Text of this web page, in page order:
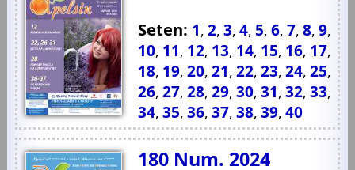
Seten: 1,2,3,4, 5,6,7,8,9,
10, 11, 12, 13, 14, 15, 16, 17,
18, 19,20,21,22,23,24,25,
26,27,28,29,30,31,32,33,
34,35,36,37,38,39,40
180 Num. 2024